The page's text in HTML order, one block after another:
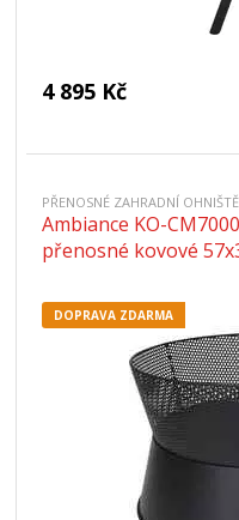
4 895 Kč
PŘENOSNÉ ZAHRADNÍ OHNIŠTĚ
Ambiance KO-
přenosné kovové
DOPRAVA ZDARMA